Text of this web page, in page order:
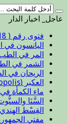
عاجل_ اخبار الدار
فتوى رقم ( 1618 ) عدة المخلوعة
اليانسون في
المر في الطب
الشمر في
الريحان في
العكبر (Propolis) في الطب النبوي: الشفاء من خيرات النحل
ماء الكمأة
السَّنَا
القِسْط
مفتي